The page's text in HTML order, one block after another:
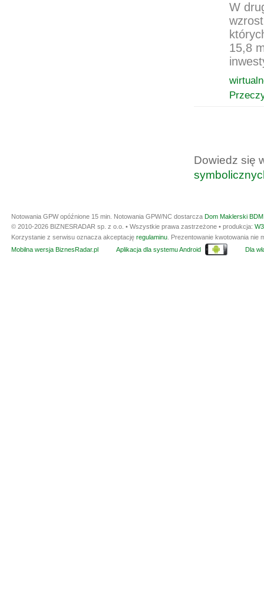
W
15,8
Dowiedz się
Notowania GPW opóźnione 15 min. Notowania GPW/NC dostarcza Dom Maklerski
© 2010-2026 BIZNESRADAR sp. z o.o. • Wszystkie prawa zastrzeżone • produkcja:
Korzystanie z serwisu oznacza akceptację regulaminu. Prezentowanie kwotowania nie
Mobilna wersja BiznesRadar.pl
Aplikacja dla systemu Android Dla